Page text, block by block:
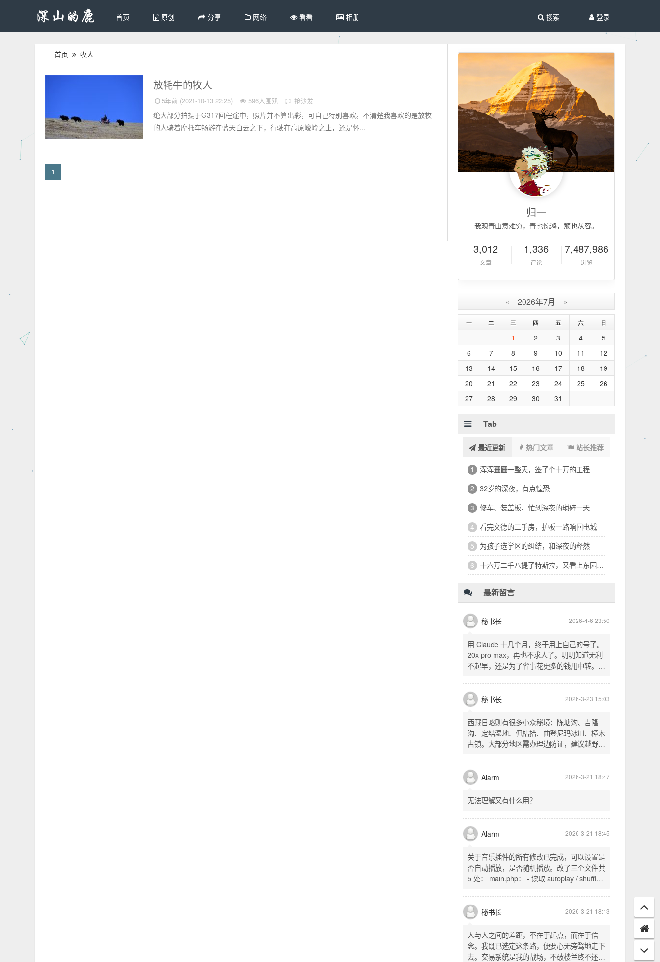
首页 原创 分享 网络 看看 相册 登录
搜索
首页 牧人
放牦牛的牧人
5年前 (2021-10-13 22:25) 596人围观 抢沙发
绝大部分拍摄于G317回程途中，照片并不算出彩，可自己特别喜欢。不清楚我喜欢的是放牧
的人骑着摩托车畅游在蓝天白云之下，行驶在高原峻岭之上，还是怀...
1
归一
我观青山意难穷，青也惊鸿，颓也从容。
3,012
文章
1,336
评论
7,487,986
浏览
« 2026年7月 »
一 二 三 四 五 六 日
1 2 3 4
5
6
7 8 9 10 11
12
13
14 15 16 17 18
19
20
21 22 23 24 25
26
27
28 29 30 31
Tab
最近更新 热门文章 站长推荐
1 浑浑噩噩一整天，签了个十万的工程
2 32岁的深夜，有点惶恐
3 修车、装盖板、忙到深夜的琐碎一天
4 看完文德的二手房，护板一路响回电城
5 为孩子选学区的纠结，和深夜的释然
6 十六万二千八提了特斯拉，又看上东园公馆
最新留言
秘书长 2026-4-6 23:50
用 Claude 十几个月，终于用上自己的号了。
20x pro max，再也不求人了。明明知道无利
不起早，还是为了省事花更多的钱用中转。链
SSH 用 gost 做 HTTP+SOCKS 转换才能用
多 Agent。配置麻烦了点，设定好了后直接任
意 IP 进行 SSH 登录。畅用，值得纪念。
秘书长 2026-3-23 15:03
西藏日喀则有很多小众秘境：陈塘沟、吉隆
沟、定结湿地、佩枯措、曲登尼玛冰川、樟木
古镇。大部分地区需办理边防证，建议越野
经吉隆口岸前往加德满都，沿途风景绝美。
Alarm 2026-3-21 18:47
无法理解又有什么用？
Alarm 2026-3-21 18:45
关于音乐插件的所有修改已完成，可以设置是
否自动播放，是否随机播放。改了三个文件共
5 处： main.php： - 读取 autoplay / shuffle
一行两个复选框（自动播放音乐 / 默认随机播
放），带配套 CSS track.php： - 在 var
playlist = [...] 后面输出 _p4zAutoplay 和
_p4zShuffle 两个 JS 变量 script.js： -
autoplay 从后端变量读取，不再硬编码 false
- shuffle 后台开启时强制随机，否则走
秘书长 2026-3-21 18:13
人与人之间的差距，不在于起点，而在于信
念。我既已选定这条路，便要心无旁骛地走下
去。交易系统是我的战场，不破楼兰终不还。